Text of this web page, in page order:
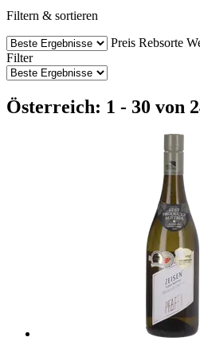
Filtern & sortieren
Preis Rebsorte
Filter
Österreich: 1 - 30 von